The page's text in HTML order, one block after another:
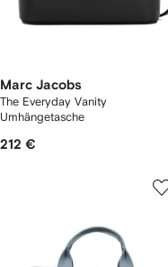
Marc Jacobs
The Everyday Vanity
Umhängetasche
212 €